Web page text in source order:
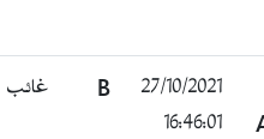
27/10/2021
16:46:01
B غائب